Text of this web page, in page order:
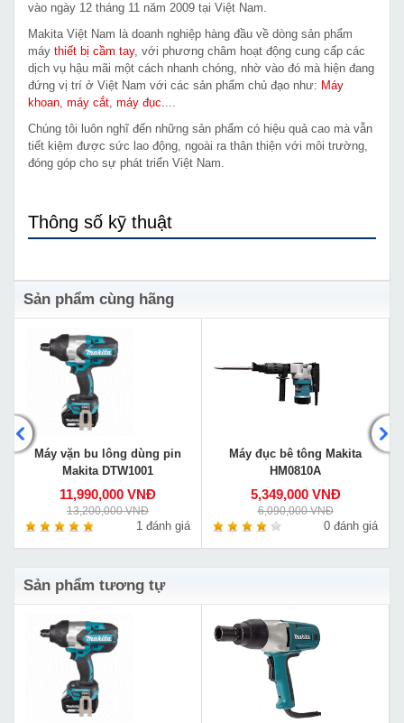
vào ngày 12 tháng 11 năm 2009 tại Việt Nam.
Makita Việt Nam là doanh nghiệp hàng đầu về dòng sản phẩm
máy thiết bị cầm tay, với phương châm hoạt động cung cấp các
dịch vụ hậu mãi một cách nhanh chóng, nhờ vào đó mà hiện đang
đứng vị trí ở Việt Nam với các sản phẩm chủ đạo như: Máy
khoan, máy cắt, máy đục....
Chúng tôi luôn nghĩ đến những sản phẩm có hiệu quả cao mà vẫn
tiết kiệm được sức lao động, ngoài ra thân thiện với môi trường,
đóng góp cho sự phát triển Việt Nam.
Thông số kỹ thuật
Sản phẩm cùng hãng
Máy vặn bu lông dùng pin
Makita DTW1001
11,990,000 VNĐ
13,200,000 VNĐ
1 đánh giá
Máy đục bê tông Makita
HM0810A
5,349,000 VNĐ
6,090,000 VNĐ
0 đánh giá
Sản phẩm tương tự